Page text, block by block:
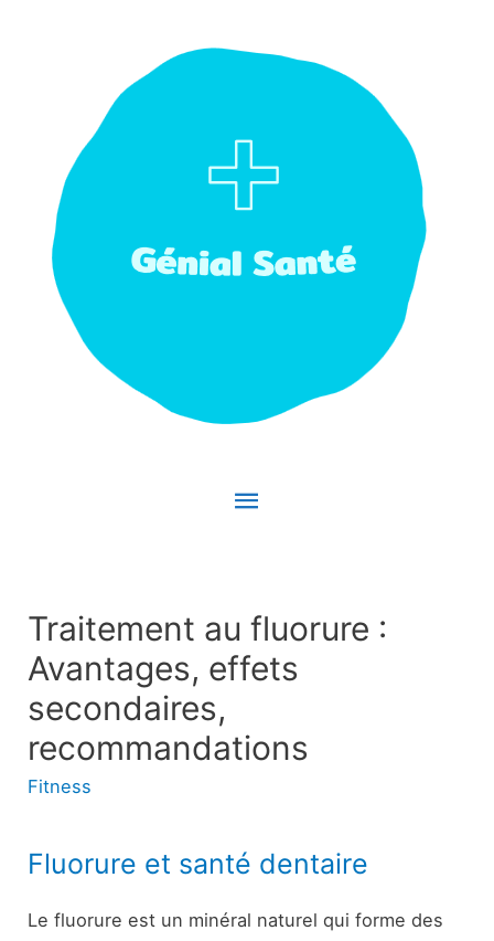
Menu
Traitement au fluorure :
Avantages, effets
secondaires,
recommandations
Fitness
Fluorure et santé dentaire
Le fluorure est un minéral naturel qui forme des